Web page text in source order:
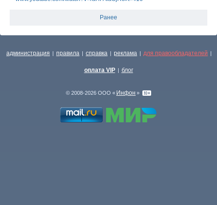
Ранее
администрация | правила | справка | реклама | для правообладателей |
оплата VIP | блог
© 2008-2026 ООО « Инфон »